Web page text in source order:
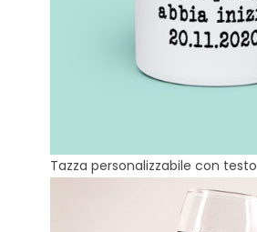
Tazza personalizzabile con testo